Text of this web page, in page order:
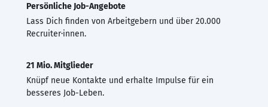
Persönliche Job-Angebote
Lass Dich finden von Arbeitgebern und über 20.000
Recruiter·innen.
21 Mio. Mitglieder
Knüpf neue Kontakte und erhalte Impulse für ein
besseres Job-Leben.